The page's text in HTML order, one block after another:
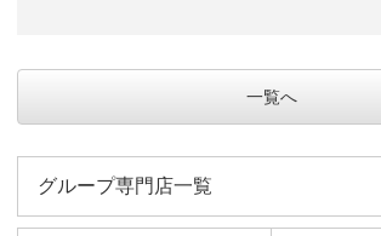
一覧へ
グループ専門店一覧